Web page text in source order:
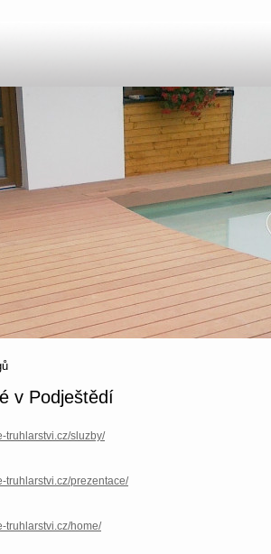
v Podještědí
truhlarstvi.cz/sluzby/
truhlarstvi.cz/prezentace/
truhlarstvi.cz/home/